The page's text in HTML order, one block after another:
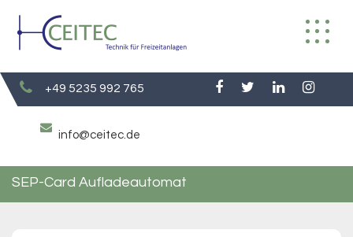
content
+49 5235 992 765
info@ceitec.de
SEP-Card Aufladeautomat